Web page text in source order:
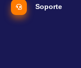
Soporte